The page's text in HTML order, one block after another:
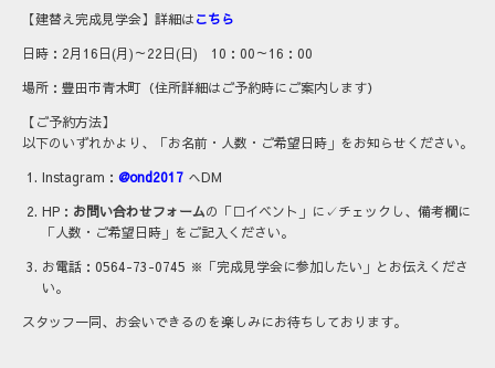
【建替え完成見学会】詳細はこちら
日時：2月16日(月)～22日(日) 10：00～16：00
場所：豊田市青木町（住所詳細はご予約時にご案内します）
【ご予約方法】
以下のいずれかより、「お名前・人数・ご希望日時」をお知らせください。
Instagram： @ond2017 へDM
HP： お問い合わせフォームの「□イベント」に✓チェックし、備考欄に
「人数・ご希望日時」をご記入ください。
お電話： 0564-73-0745 ※「完成見学会に参加したい」とお伝えくださ
い。
スタッフ一同、お会いできるのを楽しみにお待ちしております。